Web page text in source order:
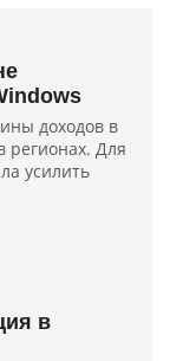
доходов в
регионах. Для
усилить
в